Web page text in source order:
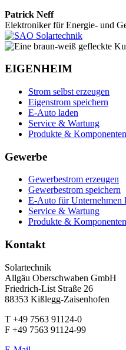
Patrick Neff
Elektroniker für Energie- und
EIGENHEIM
Strom selbst erzeugen
Eigenstrom speichern
E-Auto laden
Service & Wartung
Produkte & Komponenten
Gewerbe
Gewerbestrom erzeugen
Gewerbestrom speichern
E-Auto für Unternehmen
Service & Wartung
Produkte & Komponenten
Kontakt
Solartechnik
Allgäu Oberschwaben GmbH
Friedrich-List Straße 26
88353 Kißlegg-Zaisenhofen
T +49 7563 91124-0
F +49 7563 91124-99